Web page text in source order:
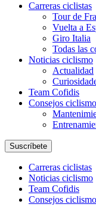
Carreras ciclistas
Tour de
Vuelta a
Giro Italia
Todas las
Noticias ciclismo
Actualidad
Team Cofidis
Consejos ciclismo
Suscríbete
Carreras ciclistas
Noticias ciclismo
Team Cofidis
Consejos ciclismo